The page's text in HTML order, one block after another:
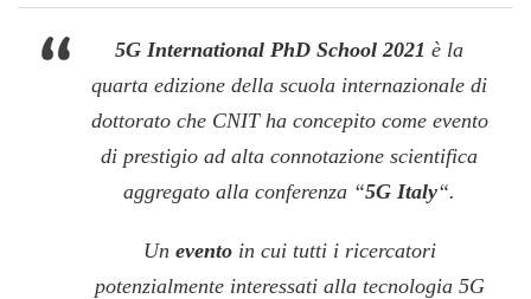
5G International PhD School 2021 è la
quarta edizione della scuola internazionale di
dottorato che CNIT ha concepito come evento
di prestigio ad alta connotazione scientifica
aggregato alla conferenza “5G Italy“.
Un evento in cui tutti i ricercatori
potenzialmente interessati alla tecnologia 5G